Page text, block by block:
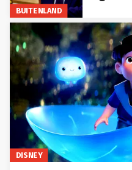
BUITENLAND
DISNEY